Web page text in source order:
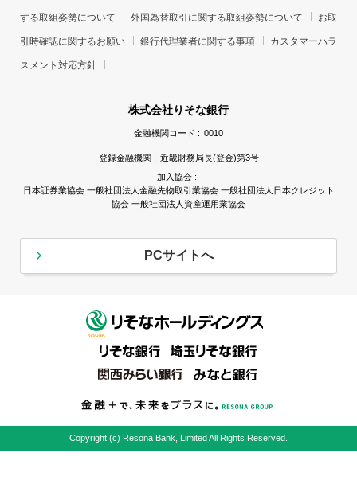
する取組姿勢について 外国為替取引に関する取組姿勢について お取
引時確認に関するお願い 銀行代理業者に関する事項 カスタマーハラ
スメント対応方針
株式会社りそな銀行
金融機関コード : 0010
登録金融機関 : 近畿財務局長(登金)第3号
加入協会 :
日本証券業協会 一般社団法人金融先物取引業協会 一般社団法人日本クレジット
協会 一般社団法人資産運用業協会
PCサイトへ
Copyright (c) Resona Bank, Limited All Rights Reserved.